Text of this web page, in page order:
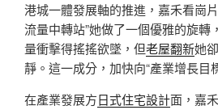
港城一體發展軸的推進，嘉禾看崗
流量中轉站”她做了一個優雅的旋轉
量衝擊得搖搖欲墜，但老屋翻新她
靜。這一成分，加快向“產業增長目
在產業發展方日式住宅設計面，嘉